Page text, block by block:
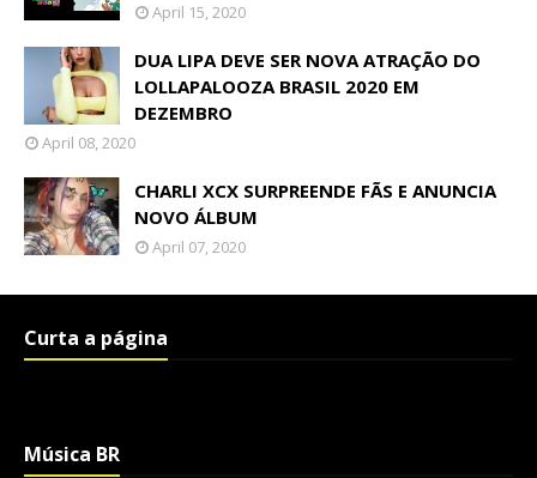
April 15, 2020
DUA LIPA DEVE SER NOVA ATRAÇÃO DO
LOLLAPALOOZA BRASIL 2020 EM
DEZEMBRO
April 08, 2020
CHARLI XCX SURPREENDE FÃS E ANUNCIA
NOVO ÁLBUM
April 07, 2020
Curta a página
Música BR